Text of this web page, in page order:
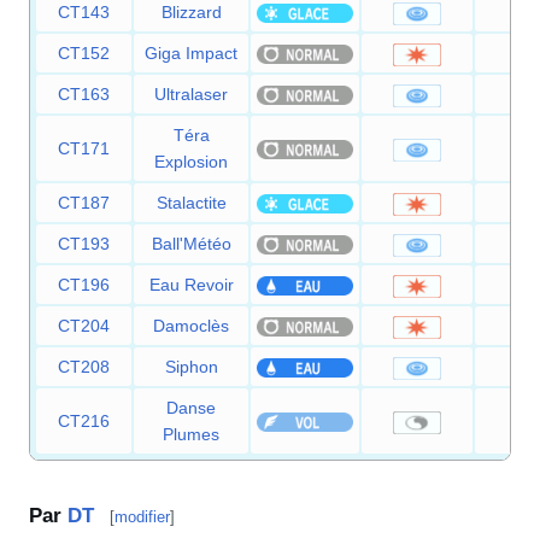
CT143 Blizzard
CT152 Giga Impact
CT163 Ultralaser
CT171
Téra
Explosion
CT187 Stalactite
CT193 Ball'Météo
CT196 Eau Revoir
CT204 Damoclès
CT208 Siphon
CT216
Danse
Plumes
Par DT [modifier]